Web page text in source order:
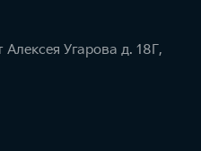
Угарова д. 18Г,